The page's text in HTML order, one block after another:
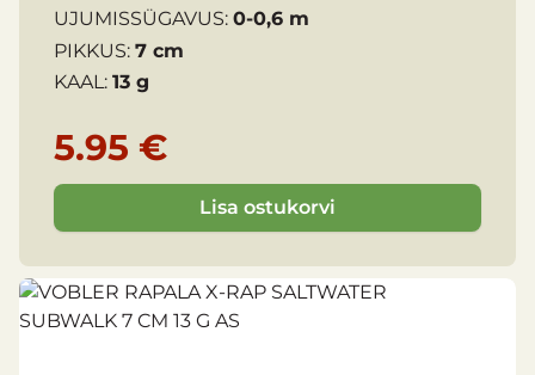
UJUMISSÜGAVUS: 0-0,6 m
PIKKUS: 7 cm
KAAL: 13 g
5.95 €
Lisa ostukorvi